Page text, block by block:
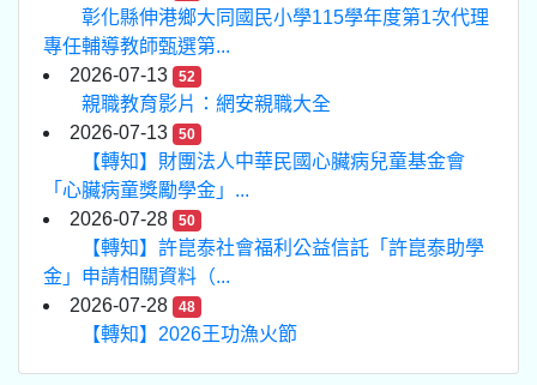
彰化縣伸港鄉大同國民小學115學年度第1次代理
專任輔導教師甄選第...
2026-07-13
52
親職教育影片：網安親職大全
2026-07-13
50
【轉知】財團法人中華民國心臟病兒童基金會
「心臟病童獎勵學金」...
2026-07-28
50
【轉知】許崑泰社會福利公益信託「許崑泰助學
金」申請相關資料（...
2026-07-28
48
【轉知】2026王功漁火節